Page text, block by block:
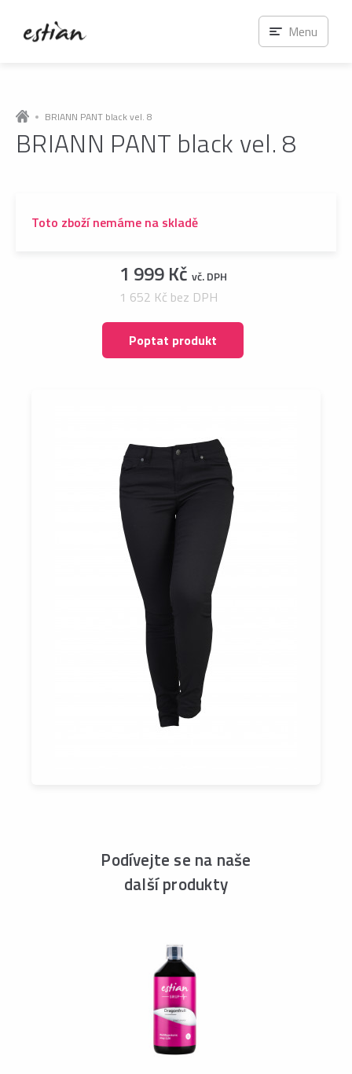
BRIANN PANT black vel. 8
BRIANN PANT black vel. 8
Toto zboží nemáme na skladě
1 999 Kč vč. DPH
1 652 Kč bez DPH
Poptat produkt
Podívejte se na naše
další produkty
Menu